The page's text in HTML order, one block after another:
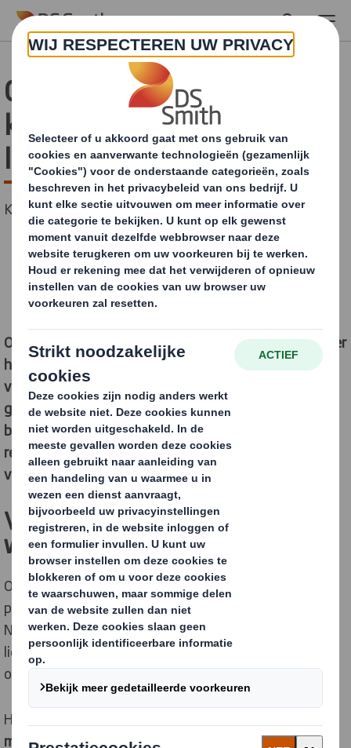
Skip to main content
Consument steeds
kritischer op online
leveringen
Krijgen we een Send Back Sunday?
Online consumenten worden steeds kritischer wanneer
het gaat om online leveringen en de recyclebaarheid
van de verpakkingen. Een kwart van de respondenten
geeft zelfs aan niet meer bij een winkel online te
bestellen als het verpakkingsmateriaal moeilijk
recyclebaar is. Dat blijkt uit een onderzoek in opdracht
van DS Smith.
Voorkeur voor recyclebare
webshop verpakkingen
Ook hebben consumenten een sterke voorkeur voor
papier en kartonnen verpakkingen en 72% van de
Nederlanders en 62% van de Vlamingen willen het
liefstzo min mogelijk plastic verpakkingsmaterialen
ontvangen.
Het onderzoek wijst bovendien uit dat een
meerderheidvan de Nederlanders en Belgen aangeeft